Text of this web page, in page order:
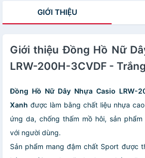
GIỚI THIỆU
Giới thiệu Đồng Hồ Nữ
LRW-200H-3CVDF -
Đồng Hồ Nữ Dây Nhựa Casio LRW-
Xanh được làm bằng chất liệu nhựa
ứng da, chống thấm mồ hôi, sản
với người dùng.
Sản phẩm mang đậm chất Sport được